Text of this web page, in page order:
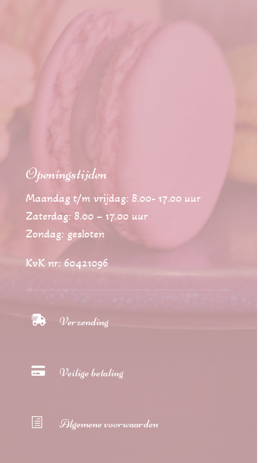
Openingstijden
Maandag t/m vrijdag: 8.00- 17.00 uur
Zaterdag: 8.00 – 17.00 uur
Zondag: gesloten
KvK nr: 60421096
 Verzending
 Veilige betaling
h Algemene voorwaarden